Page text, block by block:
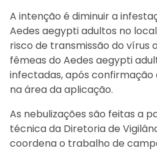
A intenção é diminuir a
Aedes aegypti adultos no
risco de transmissão do vírus
fêmeas do Aedes aegypti
infectadas, após confirmação
na área da aplicação.
As nebulizações são feitas a
técnica da Diretoria de
coordena o trabalho de